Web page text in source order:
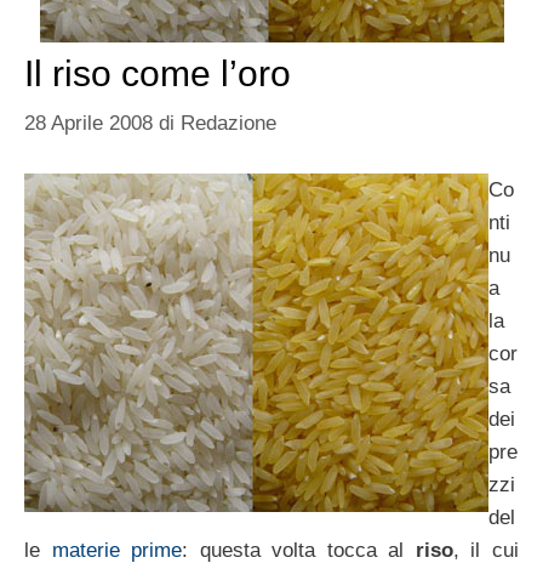
Il riso come l’oro
28 Aprile 2008 di Redazione
Co
nti
nu
a
la
cor
sa
dei
pre
zzi
del
le materie prime: questa volta tocca al riso, il cui